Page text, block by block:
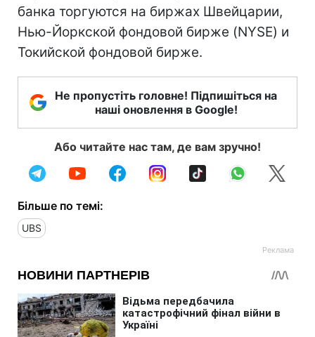
банка торгуются на биржах Швейцарии,
Нью-Йоркской фондовой бирже (NYSE) и
Токийской фондовой бирже.
Не пропустіть головне! Підпишіться на
наші оновлення в Google!
Або читайте нас там, де вам зручно!
Більше по темі:
UBS